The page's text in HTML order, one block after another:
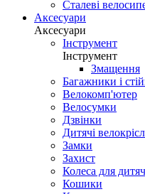
Сталеві
Аксесуари
Аксесуари
Інструмент
Інструмент
Змащення
Багажники і
Велокомп'ютер
Велосумки
Дзвінки
Дитячі
Замки
Захист
Колеса для
Кошики